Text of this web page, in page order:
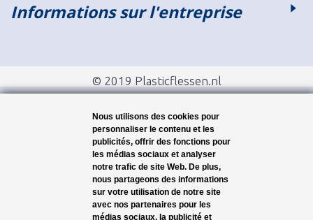
Informations sur l'entreprise
© 2019 Plasticflessen.nl
Nous utilisons des cookies pour
personnaliser le contenu et les
publicités, offrir des fonctions pour
les médias sociaux et analyser
notre trafic de site Web. De plus,
nous partageons des informations
sur votre utilisation de notre site
avec nos partenaires pour les
médias sociaux, la publicité et